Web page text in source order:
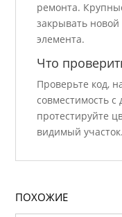
ремонта.
закрывать
элемента.
Что
Проверьте код,
совместимость
протестируйте
видимый участок.
ПОХОЖИЕ